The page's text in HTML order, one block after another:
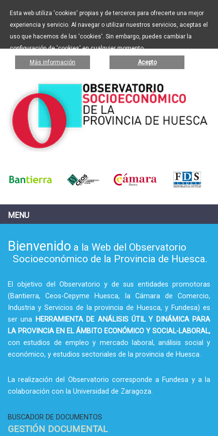
Esta web utiliza 'cookies' propias y de terceros para ofrecerte una mejor
experiencia y servicio. Al navegar o utilizar nuestros servicios, aceptas el
uso que hacemos de las 'cookies'. Sin embargo, puedes cambiar la
configuración de 'cookies' en cualquier momento.
Más información Acepto
MENU
Bienvenido a la Web del Observatorio
Socioeconómico de la Provincia de Huesca.
El objetivo del Observatorio y de sus entidades promotoras
(Bantierra, Ceos-Cepyme Huesca, la Cámara de Comercio,
Industria y Servicios de la provincia de Huesca, y Fundesa) es
ser una HERRAMIENTA DE ANÁLISIS ÚTIL Y DINÁMICA PARA
LA PROVINCIA EN EL ÁMBITO ECONÓMICO Y SOCIAL-LABORAL,
con estudios de empleo y mercado laboral, análisis social y
económico, y estudios sectoriales de la provincia de Huesca.
La realización del Observatorio corresponde a Fundesa y a la
colaboración con la Universidad de Zaragoza.
BUSCADOR DE DOCUMENTOS
GESTIÓN DOCUMENTAL